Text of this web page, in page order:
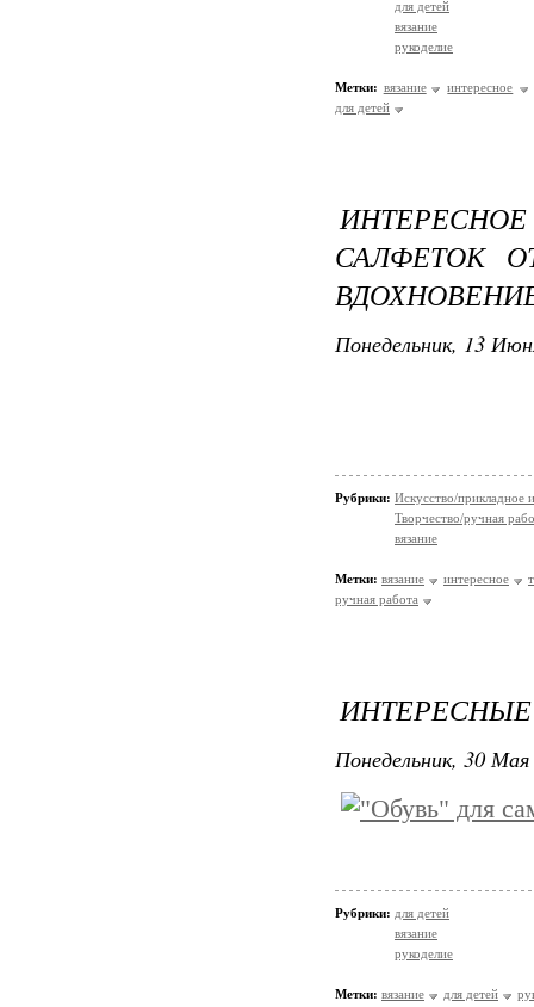
для детей
вязание
рукоделие
Метки: вязание
интересное
для детей
САЛФЕТОК
Понедельник, 13
Рубрики: Искусство/прикладное
Творчество/ручная
вязание
Метки: вязание интересное
ручная работа
Понедельник, 30
Рубрики: для детей
вязание
рукоделие
Метки: вязание для детей